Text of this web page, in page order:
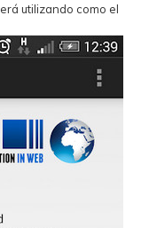
utilizando como el